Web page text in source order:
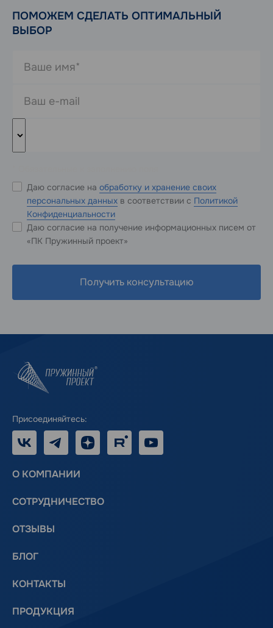
ПОМОЖЕМ СДЕЛАТЬ ОПТИМАЛЬНЫЙ
ВЫБОР
Даю согласие на обработку и хранение своих
персональных данных в соответствии с Политикой
Конфиденциальности
Даю согласие на получение информационных писем от
«ПК Пружинный проект»
Получить консультацию
Присоединяйтесь:
Telegram Дзен RUTUBE
О КОМПАНИИ
СОТРУДНИЧЕСТВО
ОТЗЫВЫ
БЛОГ
КОНТАКТЫ
ПРОДУКЦИЯ